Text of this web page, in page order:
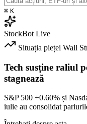
⌘ K
StockBot Live
Situația pieței Wall
Tech susține raliul
stagnează
S&P 500 +0.60% și
iulie au consolidat